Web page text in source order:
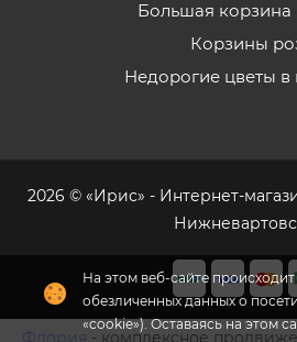
На этом веб-сайте
обезличенных данных о
«cookie»). Оставаясь на этом
Большая корзина
Корзины
Недорогие цветы в
2026 © «Ирис» - Интернет-
Флория - комплексное